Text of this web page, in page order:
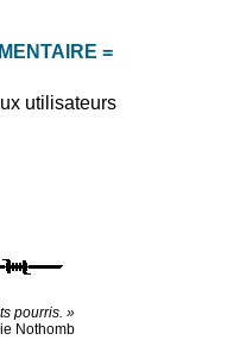
=
utilisateurs
pourris. »
Nothomb